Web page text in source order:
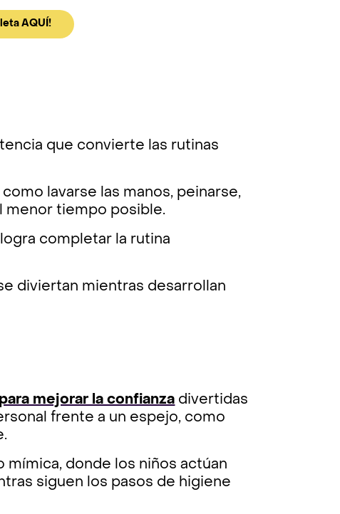
AQUÍ!
que convierte las rutinas
lavarse las manos, peinarse,
menor tiempo posible.
completar la rutina
diviertan mientras desarrollan
mejorar la confianza divertidas
frente a un espejo, como
donde los niños actúan
siguen los pasos de higiene